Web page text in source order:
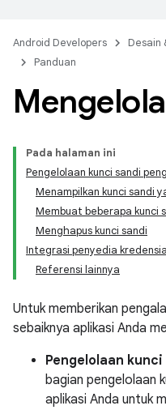
Android Developers Desain
Panduan
Pada halaman ini
Pengelolaan kunci sandi
Menampilkan kunci sandi
Membuat beberapa kunci
Menghapus kunci sandi
Integrasi penyedia
Referensi lainnya
Untuk memberikan
sebaiknya aplikasi Anda
Pengelolaan
bagian pengelolaan
aplikasi Anda untuk